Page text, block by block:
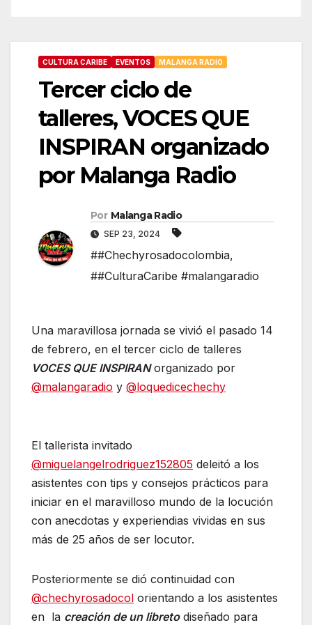
CULTURA CARIBE EVENTOS MALANGA RADIO
Tercer ciclo de
talleres, VOCES QUE
INSPIRAN organizado
por Malanga Radio
Por Malanga Radio
SEP 23, 2024
##Chechyrosadocolombia,
##CulturaCaribe #malangaradio
Una maravillosa jornada se vivió el pasado 14
de febrero, en el tercer ciclo de talleres
VOCES QUE INSPIRANorganizado por
@malangaradio y @loquedicechechy
El tallerista invitado
@miguelangelrodriguez152805 deleitó a los
asistentes con tips y consejos prácticos para
iniciar en el maravilloso mundo de la locución
con anecdotas y experiendias vividas en sus
más de 25 años de ser locutor.
Posteriormente se dió continuidad con
@chechyrosadocol orientando a los asistentes
en la creación de un libretodiseñado para